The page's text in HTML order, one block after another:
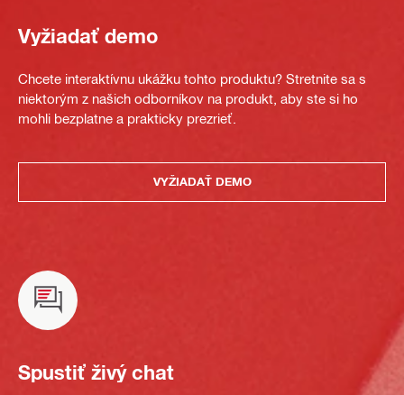
Vyžiadať demo
Chcete interaktívnu ukážku tohto produktu? Stretnite sa s
niektorým z našich odborníkov na produkt, aby ste si ho
mohli bezplatne a prakticky prezrieť.
VYŽIADAŤ DEMO
Spustiť živý chat